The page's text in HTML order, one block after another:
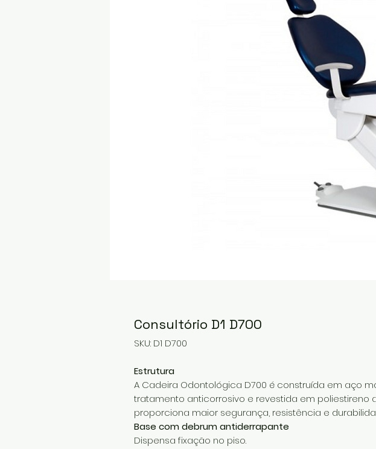
Consultório D1 D700
SKU: D1 D700
Estrutura
A Cadeira Odontológica D700 é construída em aço
tratamento anticorrosivo e revestida em poliestireno
proporciona maior segurança, resistência e
Base com debrum antiderrapante
Dispensa fixação no piso.